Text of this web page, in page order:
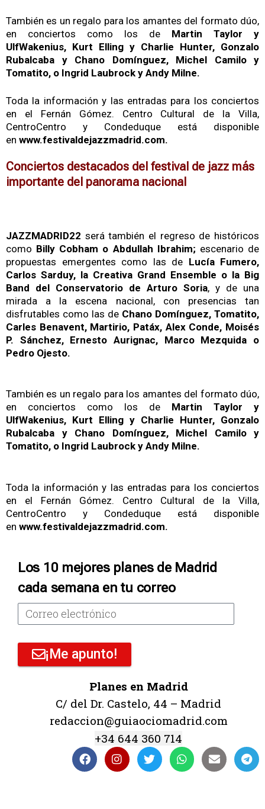
También es un regalo para los amantes del formato dúo,
en conciertos como los de Martin Taylor y
UlfWakenius, Kurt Elling y Charlie Hunter, Gonzalo
Rubalcaba y Chano Domínguez, Michel Camilo y
Tomatito, o Ingrid Laubrock y Andy Milne.
Toda la información y las entradas para los conciertos
en el Fernán Gómez. Centro Cultural de la Villa,
CentroCentro y Condeduque está disponible
en www.festivaldejazzmadrid.com.
Conciertos destacados del festival de jazz más
importante del panorama nacional
JAZZMADRID22 será también el regreso de históricos
como Billy Cobham o Abdullah Ibrahim; escenario de
propuestas emergentes como las de Lucía Fumero,
Carlos Sarduy, la Creativa Grand Ensemble o la Big
Band del Conservatorio de Arturo Soria, y de una
mirada a la escena nacional, con presencias tan
disfrutables como las de Chano Domínguez, Tomatito,
Carles Benavent, Martirio, Patáx, Alex Conde, Moisés
P. Sánchez, Ernesto Aurignac, Marco Mezquida o
Pedro Ojesto.
También es un regalo para los amantes del formato dúo,
en conciertos como los de Martin Taylor y
UlfWakenius, Kurt Elling y Charlie Hunter, Gonzalo
Rubalcaba y Chano Domínguez, Michel Camilo y
Tomatito, o Ingrid Laubrock y Andy Milne.
Toda la información y las entradas para los conciertos
en el Fernán Gómez. Centro Cultural de la Villa,
CentroCentro y Condeduque está disponible
en www.festivaldejazzmadrid.com.
Los 10 mejores planes de Madrid
cada semana en tu correo
¡Me apunto!
Planes en Madrid
C/ del Dr. Castelo, 44 – Madrid
redaccion@guiaociomadrid.com
+34 644 360 714